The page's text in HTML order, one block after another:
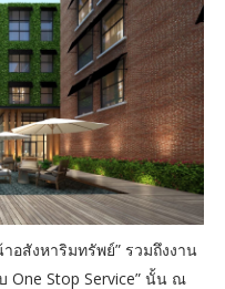
อสังหาริมทรัพย์” รวมถึงงาน
One Stop Service” นั้น ณ